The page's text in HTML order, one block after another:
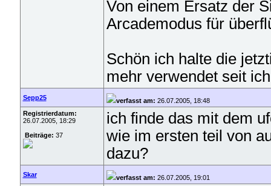
Von einem Ersatz der
Arcademodus für
Schön ich halte die
mehr verwendet seit
Sepp25 verfasst am: 26.07.2005, 18:48
Registrierdatum:
26.07.2005, 18:29
Beiträge: 37
ich finde das mit dem
wie im ersten teil von
dazu?
Skar verfasst am: 26.07.2005, 19:01